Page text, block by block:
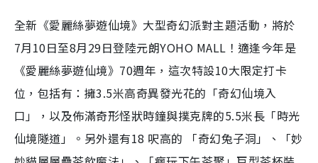
全新《愛麗絲夢遊仙境》大型奇幻派對主題活動，將於
7月10日至8月29日登陸元朗YOHO MALL！適逢今年是
《愛麗絲夢遊仙境》70週年，這次特設10大限定打卡
位，包括有：擁3.5米高奇異發光花的「奇幻仙境入
口」，以及佈滿奇形怪狀時鐘與撲克牌的5.5米長「時光
仙境隧道」。另外還有18 呎高的 「奇幻兔子洞」、「妙